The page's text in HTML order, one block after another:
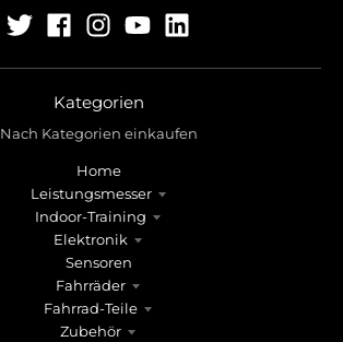
Kategorien
Nach Kategorien einkaufen
Home
Leistungsmesser
Indoor-Training
Elektronik
Sensoren
Fahrräder
Fahrrad-Teile
Zubehör